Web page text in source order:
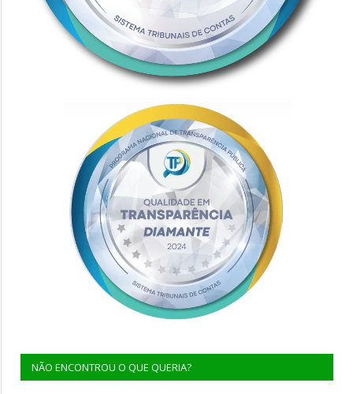
NÃO ENCONTROU O QUE QUERIA?